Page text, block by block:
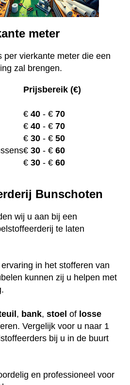
meter
per vierkante meter die een
zal brengen.
Prijsbereik (€)
€ 40 - € 70
€ 40 - € 70
€ 30 - € 50
€ 30 - € 60
€ 30 - € 60
Bunschoten
wij u aan bij een
te laten
in het stofferen van
kunnen zij u helpen met
, bank, stoel of losse
Vergelijk voor u naar 1
bij u in de buurt
en professioneel voor